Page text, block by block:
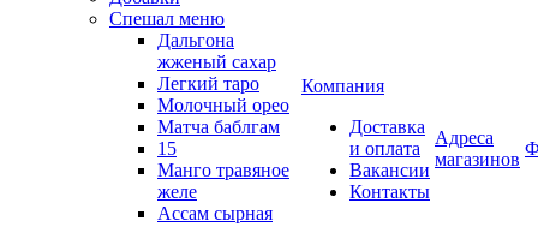
Спешал меню
Дальгона
жженый сахар
Легкий таро
Молочный орео
Матча баблгам
15
Манго травяное
желе
Ассам сырная
Компания
Доставка
и оплата
Вакансии
Контакты
Адреса
магазинов